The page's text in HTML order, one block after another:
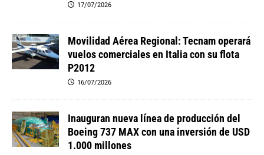
17/07/2026
Movilidad Aérea Regional: Tecnam operará
vuelos comerciales en Italia con su flota
P2012
16/07/2026
Inauguran nueva línea de producción del
Boeing 737 MAX con una inversión de USD
1.000 millones